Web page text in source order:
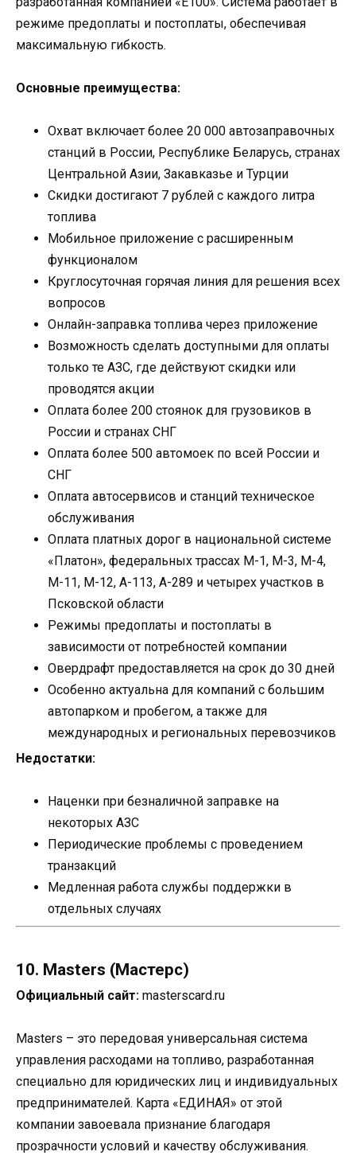
режиме предоплаты и постоплаты, обеспечивая
максимальную гибкость.
Основные преимущества:
Охват включает более 20 000 автозаправочных
станций в России, Республике Беларусь, странах
Центральной Азии, Закавказье и Турции
Скидки достигают 7 рублей с каждого литра
топлива
Мобильное приложение с расширенным
функционалом
Круглосуточная горячая линия для решения всех
вопросов
Онлайн-заправка топлива через приложение
Возможность сделать доступными для оплаты
только те АЗС, где действуют скидки или
проводятся акции
Оплата более 200 стоянок для грузовиков в
России и странах СНГ
Оплата более 500 автомоек по всей России и
СНГ
Оплата автосервисов и станций техническое
обслуживания
Оплата платных дорог в национальной системе
«Платон», федеральных трассах М-1, М-3, М-4,
М-11, М-12, А-113, А-289 и четырех участков в
Псковской области
Режимы предоплаты и постоплаты в
зависимости от потребностей компании
Овердрафт предоставляется на срок до 30 дней
Особенно актуальна для компаний с большим
автопарком и пробегом, а также для
международных и региональных перевозчиков
Недостатки:
Наценки при безналичной заправке на
некоторых АЗС
Периодические проблемы с проведением
транзакций
Медленная работа службы поддержки в
отдельных случаях
10. Masters (Мастерс)
Официальный сайт: masterscard.ru
Masters – это передовая универсальная система
управления расходами на топливо, разработанная
специально для юридических лиц и индивидуальных
предпринимателей. Карта «ЕДИНАЯ» от этой
компании завоевала признание благодаря
прозрачности условий и качеству обслуживания.